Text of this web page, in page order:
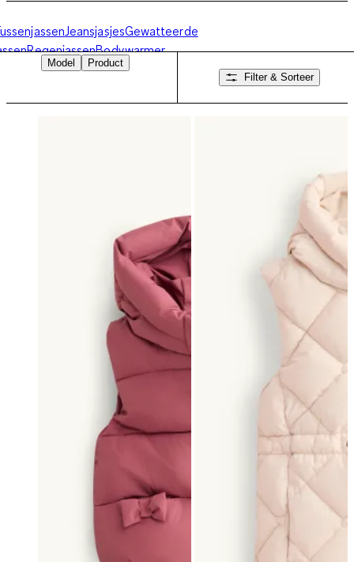
JeansjasjesGewatteerde
RegenjassenBodywarmer
Model
Product
Filter & Sorteer